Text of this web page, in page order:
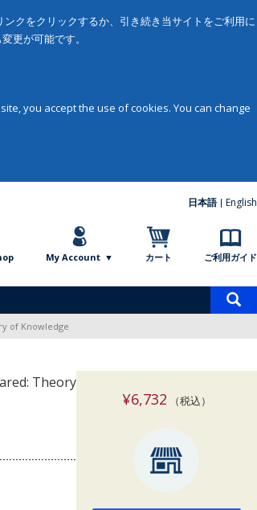
クをクリックするか、引き続き当サイトをご利用に
更が可能です。
you accept the use of cookies. You can change
日本語 English
My Account カート ご利用ガイド
索
of Knowledge
Theory
¥6,732 （税込）